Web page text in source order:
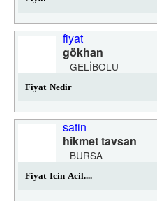
fiyat
gökhan
GELIBOLU
Fiyat Nedir
satin
hikmet tavsan
BURSA
Fiyat Icin Acil....